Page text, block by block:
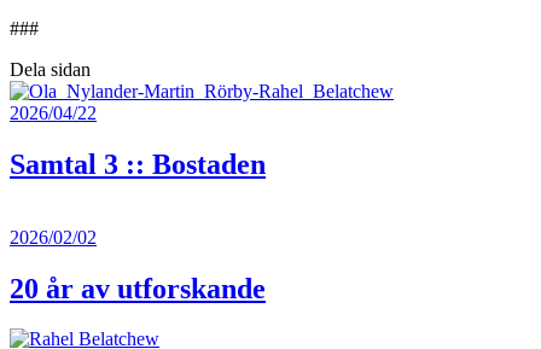
###
Dela sidan
2026/04/22
Samtal 3 :: Bostaden
2026/02/02
20 år av utforskande